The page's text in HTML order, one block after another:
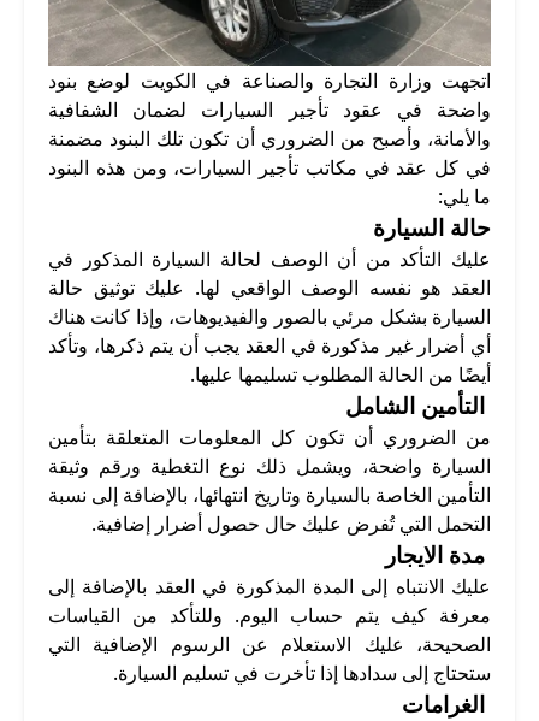
اتجهت وزارة التجارة والصناعة في الكويت لوضع بنود
واضحة في عقود تأجير السيارات لضمان الشفافية
والأمانة، وأصبح من الضروري أن تكون تلك البنود مضمنة
في كل عقد في مكاتب تأجير السيارات، ومن هذه البنود
ما يلي:
حالة السيارة
عليك التأكد من أن الوصف لحالة السيارة المذكور في
العقد هو نفسه الوصف الواقعي لها. عليك توثيق حالة
السيارة بشكل مرئي بالصور والفيديوهات، وإذا كانت هناك
أي أضرار غير مذكورة في العقد يجب أن يتم ذكرها، وتأكد
أيضًا من الحالة المطلوب تسليمها عليها.
التأمين الشامل
من الضروري أن تكون كل المعلومات المتعلقة بتأمين
السيارة واضحة، ويشمل ذلك نوع التغطية ورقم وثيقة
التأمين الخاصة بالسيارة وتاريخ انتهائها، بالإضافة إلى نسبة
التحمل التي تُفرض عليك حال حصول أضرار إضافية.
مدة الايجار
عليك الانتباه إلى المدة المذكورة في العقد بالإضافة إلى
معرفة كيف يتم حساب اليوم. وللتأكد من القياسات
الصحيحة، عليك الاستعلام عن الرسوم الإضافية التي
ستحتاج إلى سدادها إذا تأخرت في تسليم السيارة.
الغرامات